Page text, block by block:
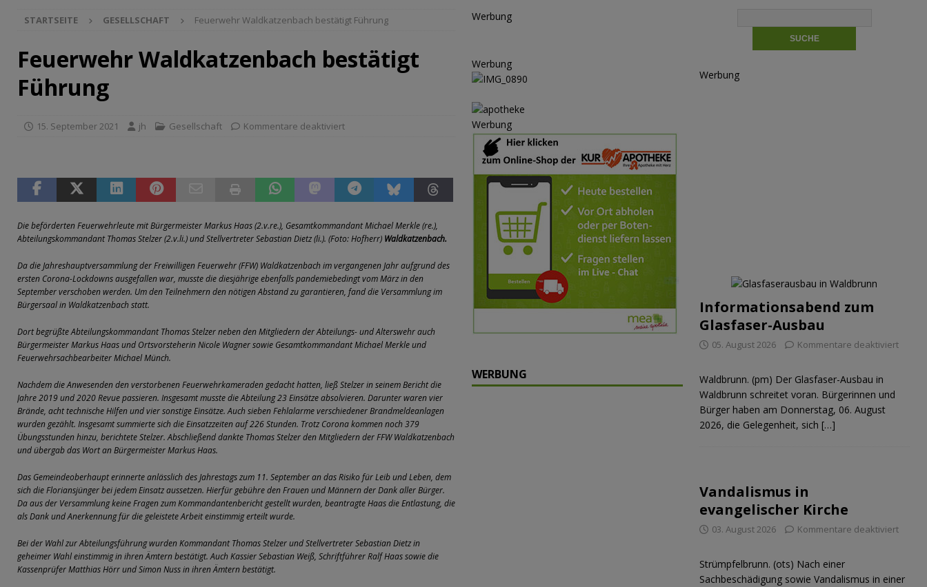
[ 17. Juli 2026 ] Busverkehr wegen Dorfjubiläum eingeschränkt
SONSTIGES
[ 10. Juli 2026 ] Freilaufende Hunde reißen Rehe
TOP
[ 07. Juli 2026 ]
[ 07. Juli 2026 ]
Durchfahrt für Individualverkehr verboten
[ 30. Juli 2026 ] Offizieller Spatenstich für Glasfaser-Ausbau
TOP
[ 26. Juli 2026 ] Begeisterung beim Afterwork-Konzert
KULTUR
[ 23. Juli 2026 ]
Weisbach feiert 700-jähriges Jubiläum
GESELLSCHAFT
[ 22. Juli 2026 ] Unfallflucht im Begegnungsverkehr
BLAULICHT
[ 22. Juli 2026 ]
STARTSEITE GESELLSCHAFT Feuerwehr Waldkatzenbach bestätigt Führung
Feuerwehr Waldkatzenbach bestätigt
Führung
15. September 2021 jh Gesellschaft Kommentare deaktiviert
Die beförderten Feuerwehrleute mit Bürgermeister Markus Haas (2.v.re.), Gesamtkommandant Michael Merkle (re.),
Abteilungskommandant Thomas Stelzer (2.v.li.) und Stellvertreter Sebastian Dietz (li.). (Foto: Hofherr) Waldkatzenbach.
Da die Jahreshauptversammlung der Freiwilligen Feuerwehr (FFW) Waldkatzenbach im vergangenen Jahr aufgrund des
ersten Corona-Lockdowns ausgefallen war, musste die diesjährige ebenfalls pandemiebedingt vom März in den
September verschoben werden. Um den Teilnehmern den nötigen Abstand zu garantieren, fand die Versammlung im
Bürgersaal in Waldkatzenbach statt.
Dort begrüßte Abteilungskommandant Thomas Stelzer neben den Mitgliedern der Abteilungs- und Alterswehr auch
Bürgermeister Markus Haas und Ortsvorsteherin Nicole Wagner sowie Gesamtkommandant Michael Merkle und
Feuerwehrsachbearbeiter Michael Münch.
Nachdem die Anwesenden den verstorbenen Feuerwehrkameraden gedacht hatten, ließ Stelzer in seinem Bericht die
Jahre 2019 und 2020 Revue passieren. Insgesamt musste die Abteilung 23 Einsätze absolvieren. Darunter waren vier
Brände, acht technische Hilfen und vier sonstige Einsätze. Auch sieben Fehlalarme verschiedener Brandmeldeanlagen
wurden gezählt. Insgesamt summierte sich die Einsatzzeiten auf 226 Stunden. Trotz Corona kommen noch 379
Übungsstunden hinzu, berichtete Stelzer. Abschließend dankte Thomas Stelzer den Mitgliedern der FFW Waldkatzenbach
und übergab das Wort an Bürgermeister Markus Haas.
Das Gemeindeoberhaupt erinnerte anlässlich des Jahrestags zum 11. September an das Risiko für Leib und Leben, dem
sich die Floriansjünger bei jedem Einsatz aussetzen. Hierfür gebühre den Frauen und Männern der Dank aller Bürger.
Da aus der Versammlung keine Fragen zum Kommandantenbericht gestellt wurden, beantragte Haas die Entlastung, die
als Dank und Anerkennung für die geleistete Arbeit einstimmig erteilt wurde.
Bei der Wahl zur Abteilungsführung wurden Kommandant Thomas Stelzer und Stellvertreter Sebastian Dietz in
geheimer Wahl einstimmig in ihren Ämtern bestätigt. Auch Kassier Sebastian Weiß, Schriftführer Ralf Haas sowie die
Kassenprüfer Matthias Hörr und Simon Nuss in ihren Ämtern bestätigt.
Werbung
Werbung
Werbung
WERBUNG
Werbung
Informationsabend zum
Glasfaser-Ausbau
05. August 2026 Kommentare deaktiviert
Waldbrunn. (pm) Der Glasfaser-Ausbau in
Waldbrunn schreitet voran. Bürgerinnen und
Bürger haben am Donnerstag, 06. August
2026, die Gelegenheit, sich […]
Vandalismus in
evangelischer Kirche
03. August 2026 Kommentare deaktiviert
Strümpfelbrunn. (ots) Nach einer
Sachbeschädigung sowie Vandalismus in einer